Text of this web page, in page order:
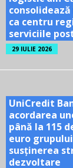
ca centru
serviciile
29 IULIE 2026
UniCredit
acordarea
până la 115
euro
susținerea
dezvoltare